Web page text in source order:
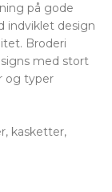
på gode
indviklet design
Broderi
med stort
og typer
kasketter,